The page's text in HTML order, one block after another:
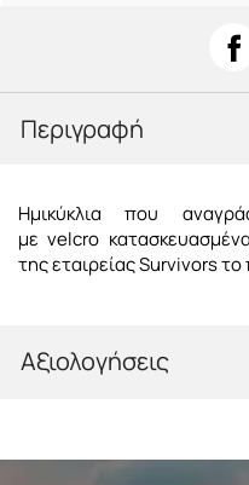
Περιγραφή
Ημικύκλια που
με velcro
της εταιρείας Survivors το
Αξιολογήσεις